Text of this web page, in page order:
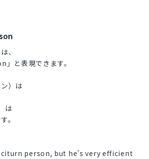
、
と表現できます。
）は
は
。
person, but he's very efficient